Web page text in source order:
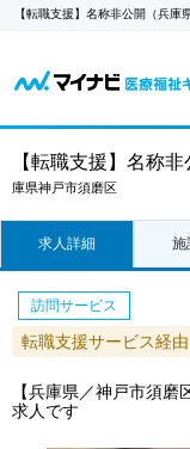
【転職支援】名称非公開（兵庫
【転職支援】 名称非
庫県神戸市須磨区
求人詳細 施
訪問サービス
転職支援サービス経由
【兵庫県／神戸市須
求人です